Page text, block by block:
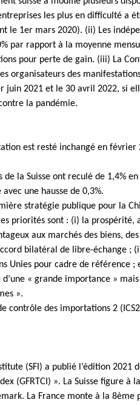
les plus en difficulté a
le 1er mars 2020). (ii) Les
par rapport à la moyenne
pour perte de gain. (iii) La
organisateurs des
juin 2021 et le 30 avril 2022, si
la pandémie.
est resté inchangé en février
la Suisse ont reculé de 1,4%
une hausse de 0,3%.
stratégie publique pour la
priorités sont : (i) la prospérité,
aux marchés des biens,
bilatéral de libre-échange ;
Unies pour cadre de référence ;
« grande importance » mais
».
contrôle des importations 2
(SFI) a publié l’édition 2021
(GFRTCI) ». La Suisse figure à
La France monte à la 8ème